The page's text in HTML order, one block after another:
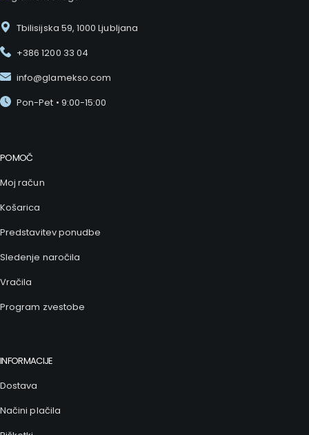
Tbilisijska 59, 1000 Ljubljana
+386 1200 33 04
info@glamekso.com
Pon-Pet • 9:00-15:00
POMOČ
Moj račun
Košarica
Predstavitev ponudbe
Sledenje naročila
Vračila
Program zvestobe
INFORMACIJE
Dostava
Načini plačila